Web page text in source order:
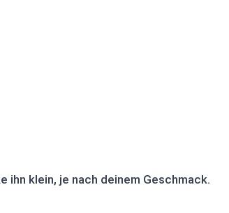
ihn klein, je nach deinem Geschmack.